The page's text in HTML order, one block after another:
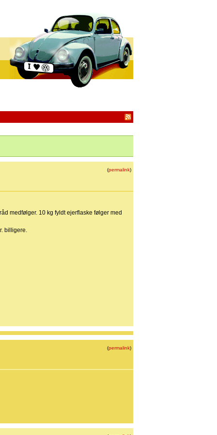
(permalink)
medfølger. 10 kg fyldt ejerflaske følger med
billigere.
(permalink)